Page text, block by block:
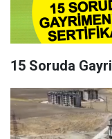
15 Soruda